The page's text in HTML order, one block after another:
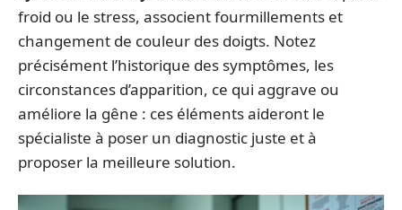
froid ou le stress, associent fourmillements et
changement de couleur des doigts. Notez
précisément l’historique des symptômes, les
circonstances d’apparition, ce qui aggrave ou
améliore la gêne : ces éléments aideront le
spécialiste à poser un diagnostic juste et à
proposer la meilleure solution.